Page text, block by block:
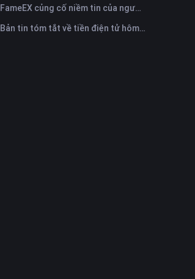
FameEX củng cố niềm tin của người dùng thông qua tám năm hoạt động ổn định và tăng trưởng toàn cầu
Bản tin tóm tắt về tiền điện tử hôm nay trên FameEX | Ngày 28 tháng 7 năm 2026